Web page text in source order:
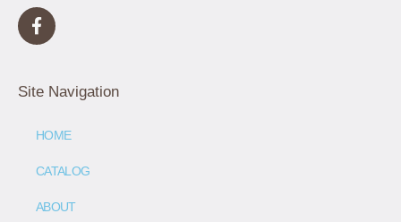
Site Navigation
HOME
CATALOG
ABOUT